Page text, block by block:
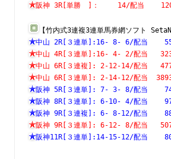
阪神 3R[単勝　]：　　 14/
【竹内式3連複3連単馬券網ソフト
中山 2R[３連単]:16- 8- 6/
中山 4R[３連単]:16- 4- 2/
中山 6R[３連複]: 2-12-14/
中山 6R[３連単]: 2-14-12/
阪神 5R[３連単]: 7- 3- 8/
阪神 8R[３連単]: 6-10- 4/
阪神 9R[３連複]: 6- 8-12/配当
阪神 9R[３連単]: 6-12- 8/配当
阪神11R[３連単]:14-15-12/配当